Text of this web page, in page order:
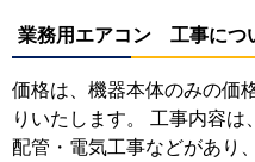
業務用エアコン 工事につ
価格は、機器本体のみの価
りいたします。 工事内容は
配管・電気工事などがあり